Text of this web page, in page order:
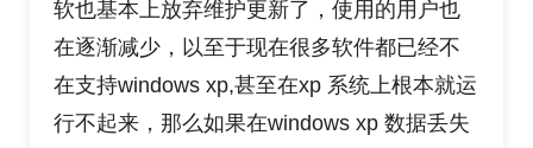
软也基本上放弃维护更新了，使用的用户也
在逐渐减少，以至于现在很多软件都已经不
在支持windows xp,甚至在xp 系统上根本就运
行不起来，那么如果在windows xp 数据丢失